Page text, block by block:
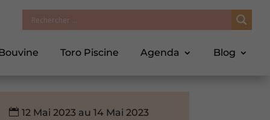
Toro Piscine Agenda Blog
12 Mai 2023 au 14 Mai 2023